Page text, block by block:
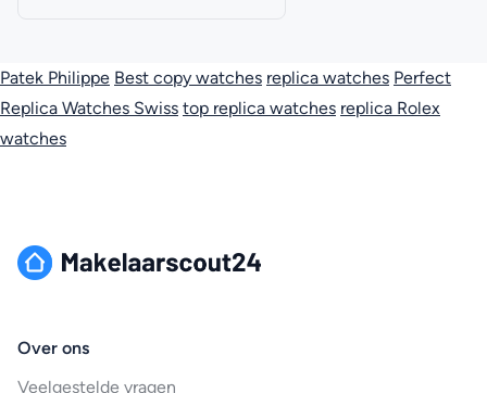
Patek Philippe Best copy watches replica watches Perfect
Replica Watches Swiss top replica watches replica Rolex
watches
Over ons
Veelgestelde vragen